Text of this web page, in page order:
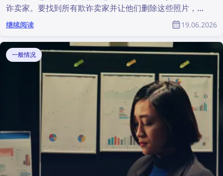
诈卖家。要找到所有欺诈卖家并让他们删除这些照片，常
常看起来几乎不可能。但这并没有看起来那么困难——借
助反向图片搜索技术，发现网络上的版权侵权并加以防范
比以往任何时候都更容易。本文将介绍如何通过反向图片
搜索和正确的删除请求，只需几个简单步骤即可在互联网
上找到并移除被盗图片。
继续阅读 19.06.2026
一般情况